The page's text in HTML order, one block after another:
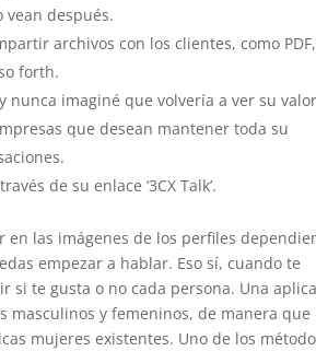
después.
archivos con los clientes, como PDF,
forth.
nunca imaginé que volvería a ver su
que desean mantener toda su
de su enlace ‘3CX Talk’.
las imágenes de los perfiles
empezar a hablar. Eso sí, cuando te
si te gusta o no cada persona. Una
y femeninos, de manera que
mujeres existentes. Uno de los